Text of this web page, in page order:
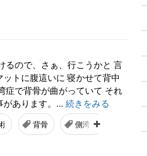
るので、さぁ、行こうかと 言
トに腹這いに 寝かせて背中
症で背骨が曲がっていて それ
あります。... 続きをみる
背骨 側湾症